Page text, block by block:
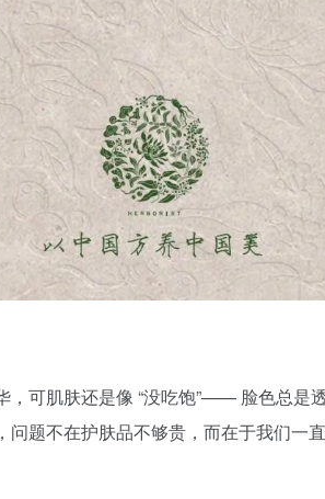
，可肌肤还是像 “没吃饱”—— 脸色总是
题不在护肤品不够贵，而在于我们一